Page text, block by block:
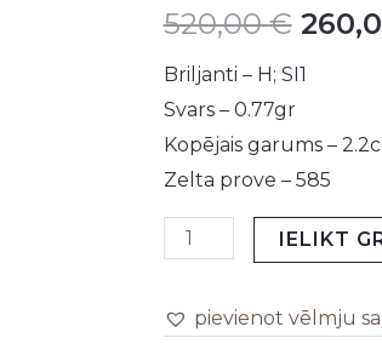
520,00€
Briljanti – H; SI1
Svars – 0.77gr
Kopējais garums –
Zelta prove – 585
daudzums
IELIKT
pievienot vēlmju